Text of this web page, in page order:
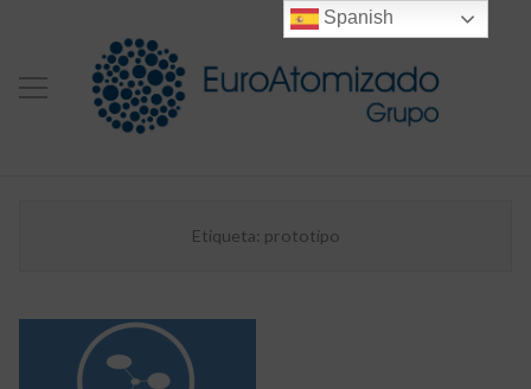
Etiqueta: prototipo
Spanish